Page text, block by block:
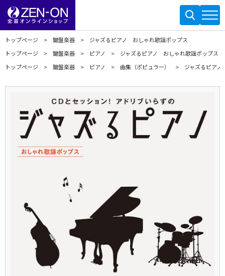
トップページ 鍵盤楽器
ジャズるピアノ おしゃれ歌謡ポップス
トップページ
鍵盤楽器 ピアノ
ジャズるピアノ おしゃれ歌謡ポップス
トップページ
鍵盤楽器 ピアノ 曲集（ポピュラー） ジャズるピア